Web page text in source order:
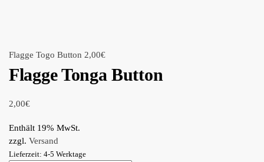
Flagge Togo Button 2,00€
Flagge Tonga Button
2,00€
Enthält 19% MwSt.
zzgl. Versand
Lieferzeit: 4-5 Werktage